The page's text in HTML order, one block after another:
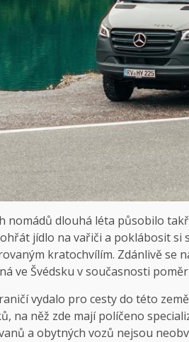
nomádů dlouhá léta působilo
jídlo na vařiči a poklábosit si
kratochvílím. Zdánlivě se
ve Švédsku v současnosti
vydalo pro cesty do této
na něž zde mají políčeno
a obytných vozů nejsou